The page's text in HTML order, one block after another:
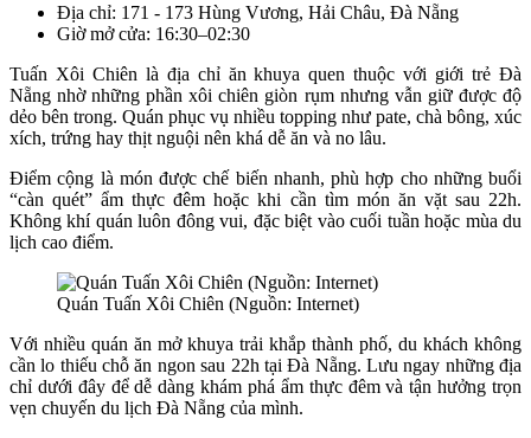
Địa chỉ: 171 - 173 Hùng Vương, Hải Châu, Đà Nẵng
Giờ mở cửa: 16:30–02:30
Tuấn Xôi Chiên là địa chỉ ăn khuya quen thuộc với giới trẻ Đà
Nẵng nhờ những phần xôi chiên giòn rụm nhưng vẫn giữ được độ
dẻo bên trong. Quán phục vụ nhiều topping như pate, chà bông, xúc
xích, trứng hay thịt nguội nên khá dễ ăn và no lâu.
Điểm cộng là món được chế biến nhanh, phù hợp cho những buổi
“càn quét” ẩm thực đêm hoặc khi cần tìm món ăn vặt sau 22h.
Không khí quán luôn đông vui, đặc biệt vào cuối tuần hoặc mùa du
lịch cao điểm.
Quán Tuấn Xôi Chiên (Nguồn: Internet)
Với nhiều quán ăn mở khuya trải khắp thành phố, du khách không
cần lo thiếu chỗ ăn ngon sau 22h tại Đà Nẵng. Lưu ngay những địa
chỉ dưới đây để dễ dàng khám phá ẩm thực đêm và tận hưởng trọn
vẹn chuyến du lịch Đà Nẵng của mình.